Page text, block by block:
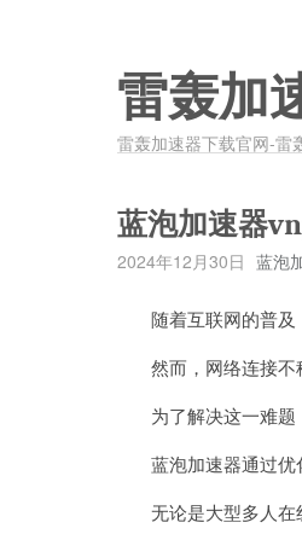
雷轰加
雷轰加速器下载官网-雷
蓝泡加速器
2024年12月30日 蓝泡
随着互联网的普及
然而，网络连接不
为了解决这一难题
蓝泡加速器通过优
无论是大型多人在